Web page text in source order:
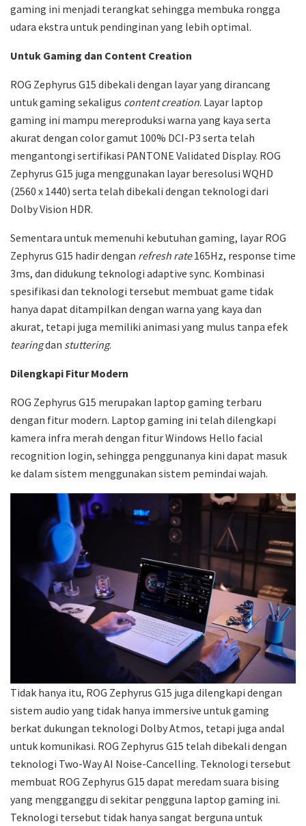
gaming ini menjadi terangkat sehingga membuka rongga
udara ekstra untuk pendinginan yang lebih optimal.
Untuk Gaming dan Content Creation
ROG Zephyrus G15 dibekali dengan layar yang dirancang
untuk gaming sekaligus content creation. Layar laptop
gaming ini mampu mereproduksi warna yang kaya serta
akurat dengan color gamut 100% DCI-P3 serta telah
mengantongi sertifikasi PANTONE Validated Display. ROG
Zephyrus G15 juga menggunakan layar beresolusi WQHD
(2560 x 1440) serta telah dibekali dengan teknologi dari
Dolby Vision HDR.
Sementara untuk memenuhi kebutuhan gaming, layar ROG
Zephyrus G15 hadir dengan refresh rate165Hz, response time
3ms, dan didukung teknologi adaptive sync. Kombinasi
spesifikasi dan teknologi tersebut membuat game tidak
hanya dapat ditampilkan dengan warna yang kaya dan
akurat, tetapi juga memiliki animasi yang mulus tanpa efek
tearingdan stuttering.
Dilengkapi Fitur Modern
ROG Zephyrus G15 merupakan laptop gaming terbaru
dengan fitur modern. Laptop gaming ini telah dilengkapi
kamera infra merah dengan fitur Windows Hello facial
recognition login, sehingga penggunanya kini dapat masuk
ke dalam sistem menggunakan sistem pemindai wajah.
Tidak hanya itu, ROG Zephyrus G15 juga dilengkapi dengan
sistem audio yang tidak hanya immersive untuk gaming
berkat dukungan teknologi Dolby Atmos, tetapi juga andal
untuk komunikasi. ROG Zephyrus G15 telah dibekali dengan
teknologi Two-Way AI Noise-Cancelling. Teknologi tersebut
membuat ROG Zephyrus G15 dapat meredam suara bising
yang mengganggu di sekitar pengguna laptop gaming ini.
Teknologi tersebut tidak hanya sangat berguna untuk